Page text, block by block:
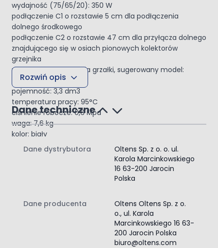
wydajność (75/65/20): 350 W
podłączenie C1 o rozstawie 5 cm dla podłączenia
dolnego środkowego
podłączenie C2 o rozstawie 47 cm dla przyłącza dolnego
znajdującego się w osiach pionowych kolektorów
grzejnika
możliwość podłączenia grzałki, sugerowany model:
Oltens Varmare
pojemność: 3,3 dm3
temperatura pracy: 95°C
ciśnienie robocze: 0,6 Mpa
waga: 7,6 kg
kolor: biały
Szerokie, uniwersalne
zastosowanie
Drabinkowa konstrukcja grzejnika pozwala w wygodny
sposób wysuszyć ręczniki kąpielowe i elementy
grzejnika, co pozwala każdemu wybrać idealny dla siebie
model. Wyjątkowy design produktu podkreśli charakter
aranżacji, w której zostanie zastosowany.
Zawartość zestawu:
Rozwiń opis
Dane techniczne
Dane dystrybutora
Oltens Sp. z o. o. ul.
Karola Marcinkowskiego
16 63-200 Jarocin
Polska
Dane producenta
Oltens Oltens Sp. z o.
o., ul. Karola
Marcinkowskiego 16 63-
200 Jarocin Polska
biuro@oltens.com